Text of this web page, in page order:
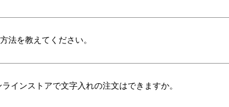
法を教えてください。
インストアで文字入れの注文はできますか。